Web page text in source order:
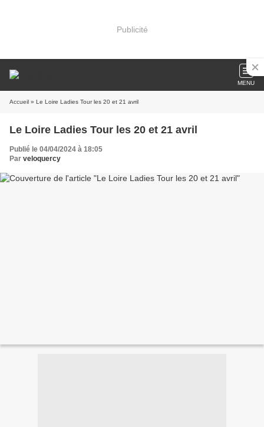
Publicité
MENU
Accueil » Le Loire Ladies Tour les 20 et 21 avril
Le Loire Ladies Tour les 20 et 21 avril
Publié le 04/04/2024 à 18:05
Par veloquercy